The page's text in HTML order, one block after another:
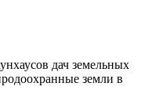
дач земельных
земли в